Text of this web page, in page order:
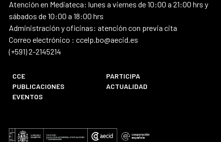
Atención en Mediateca: lunes a viernes de 10:00 a 21:00 hrs y
sábados de 10:00 a 18:00 hrs
Administración y oficinas: atención con previa cita
Correo electrónico : ccelp.bo@aecid.es
(+591) 2-2145214
CCE
PARTICIPA
PUBLICACIONES
ACTUALIDAD
EVENTOS